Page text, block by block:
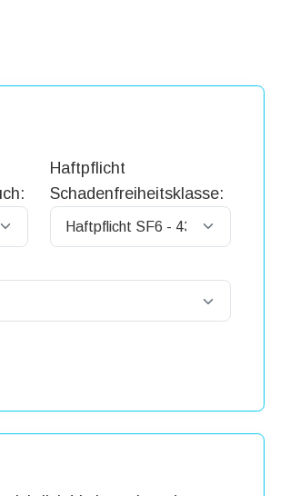
Haftpflicht
Schadenfreiheitsklasse: